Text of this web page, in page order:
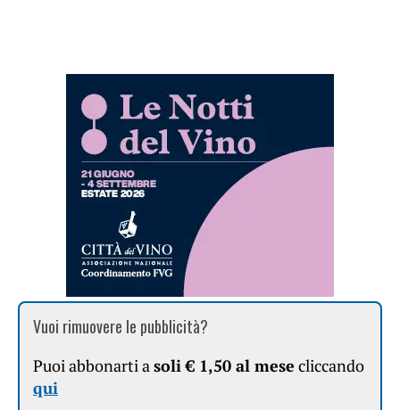
Vuoi rimuovere le pubblicità?
Puoi abbonarti asoli € 1,50 al mese cliccando
qui